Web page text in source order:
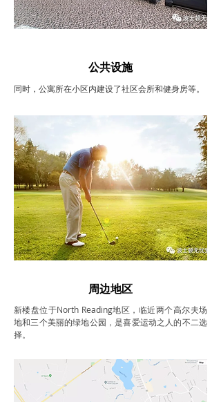
公共设施
同时，公寓所在小区内建设了社区会所和健身房等。
周边地区
新楼盘位于North Reading地区，临近两个高尔夫场
地和三个美丽的绿地公园，是喜爱运动之人的不二选
择。